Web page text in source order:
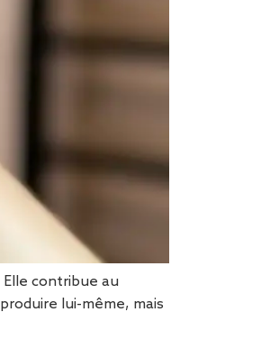
contribue au
lui-même, mais